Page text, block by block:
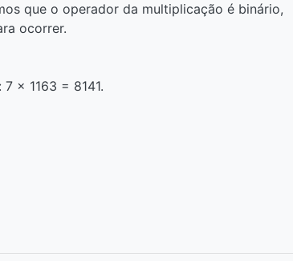
que o operador da multiplicação é binário,
ocorrer.
x 1163 = 8141.